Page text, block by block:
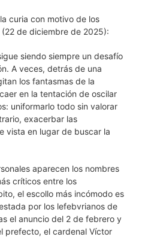
curia con motivo de los
de diciembre de 2025):
siendo siempre un desafío
A veces, detrás de una
los fantasmas de la
en la tentación de oscilar
uniformarlo todo sin valorar
exacerbar las
vista en lugar de buscar la
aparecen los nombres
críticos entre los
el escollo más incómodo es
por los lefebvrianos de
el anuncio del 2 de febrero y
prefecto, el cardenal Víctor